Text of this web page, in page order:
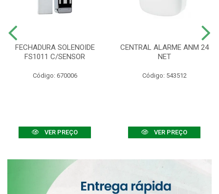
FECHADURA SOLENOIDE
FS1011 C/SENSOR
Código: 670006
VER PREÇO
CENTRAL ALARME ANM 24
NET
Código: 543512
VER PREÇO